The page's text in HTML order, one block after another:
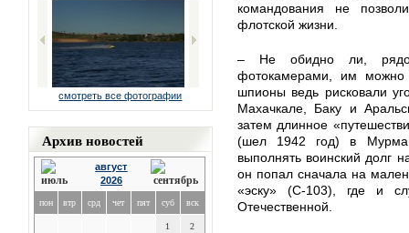
смотреть все фотографии
Архив новостей
август
2026
пон втр срд чет пят суб вск
1 2
командования не
флотской жизни.
– Не обидно ли,
фотокамерами, им
шпионы ведь рисковали
Махачкале, Баку и
затем длинное
(шел 1942 год) в
выполнять воинский долг
он попал сначала на
«эску» (С-103), где и
Отечественной.